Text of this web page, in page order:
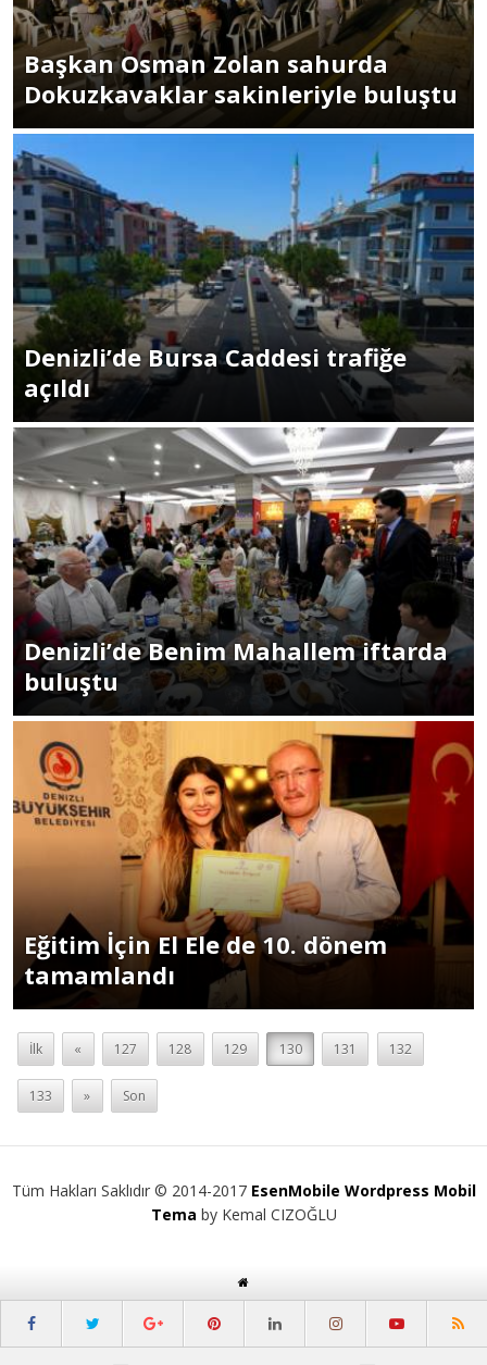
Başkan Osman Zolan sahurda
Dokuzkavaklar sakinleriyle buluştu
Denizli’de Bursa Caddesi trafiğe
açıldı
Denizli’de Benim Mahallem iftarda
buluştu
Eğitim İçin El Ele de 10. dönem
tamamlandı
İlk « 127 128 129 130 131 132
133 » Son
Tüm Hakları Saklıdır © 2014-2017 EsenMobile Wordpress Mobil
Tema by Kemal CIZOĞLU